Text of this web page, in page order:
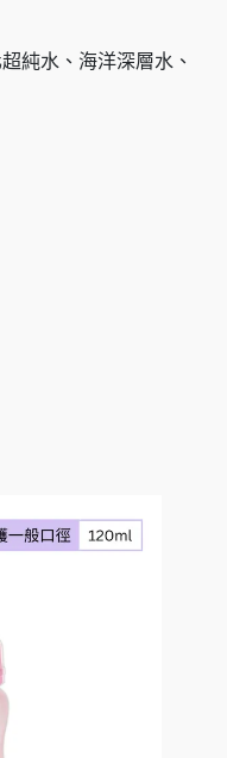
純水、海洋深層水、